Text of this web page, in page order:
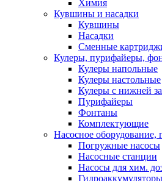
Химия
Кувшины и насадки
Кувшины
Насадки
Сменные
Кулеры, пурифайеры,
Кулеры напольные
Кулеры настольные
Кулеры с нижней
Пурифайеры
Фонтаны
Комплектующие
Насосное оборудование,
Погружные насосы
Насосные станции
Насосы для хим.
Гидроаккумуляторы